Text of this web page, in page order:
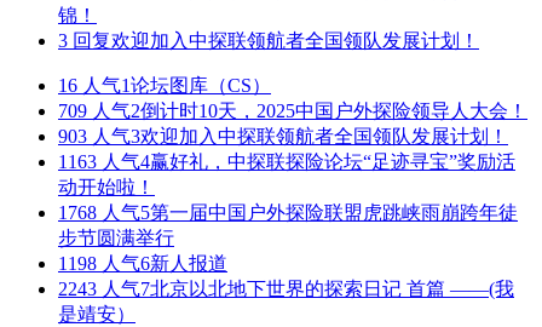
锦！
3 回复欢迎加入中探联领航者全国领队发展计划！
16 人气1论坛图库（CS）
709 人气2倒计时10天，2025中国户外探险领导人大会！
903 人气3欢迎加入中探联领航者全国领队发展计划！
1163 人气4赢好礼，中探联探险论坛“足迹寻宝”奖励活
动开始啦！
1768 人气5第一届中国户外探险联盟虎跳峡雨崩跨年徒
步节圆满举行
1198 人气6新人报道
2243 人气7北京以北地下世界的探索日记 首篇 ——(我
是靖安）